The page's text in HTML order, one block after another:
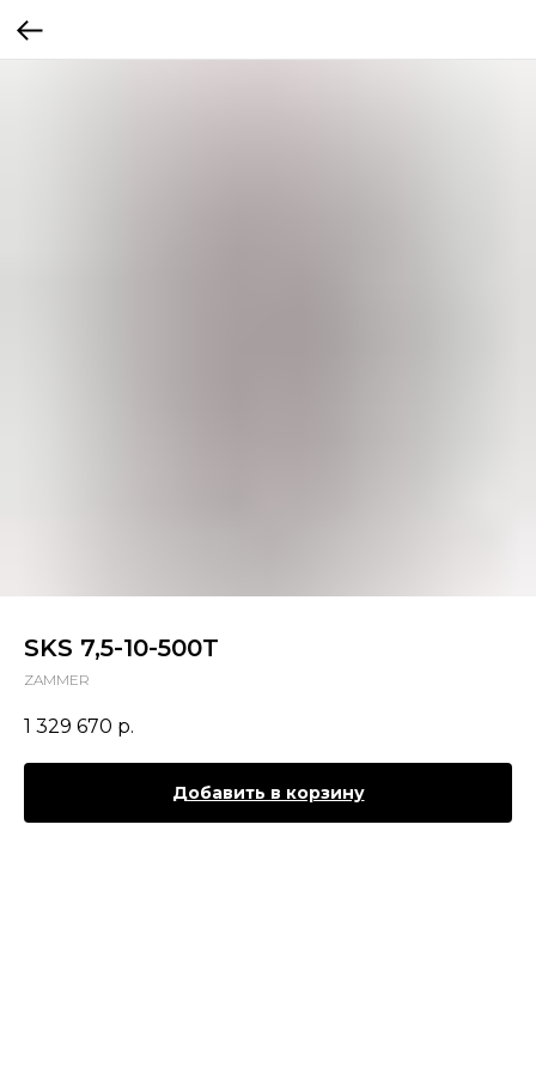
SKS 7,5-10-500T
ZAMMER
1 329 670 р.
Добавить в корзину